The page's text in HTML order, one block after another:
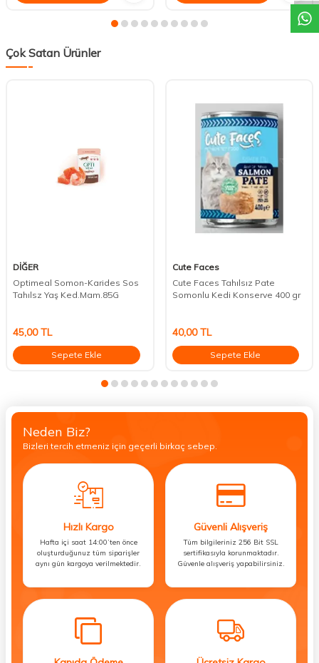
Çok Satan Ürünler
DİĞER
Optimeal Somon-Karides Sos
Tahılsz Yaş Ked.Mam.85G
45,00TL
Sepete Ekle
Cute Faces
Cute Faces Tahılsız Pate
Somonlu Kedi Konserve 400 gr
40,00TL
Sepete Ekle
Neden Biz?
Bizleri tercih etmeniz için geçerli birkaç sebep.
Hızlı Kargo
Hafta içi saat 14:00’ten önce
oluşturduğunuz tüm siparişler
aynı gün kargoya verilmektedir.
Güvenli Alışveriş
Tüm bilgileriniz 256 Bit SSL
sertifikasıyla korunmaktadır.
Güvenle alışveriş yapabilirsiniz.